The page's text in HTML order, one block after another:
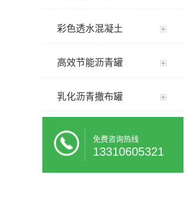
彩色透水混凝土
高效节能沥青罐
乳化沥青撒布罐
免费咨询热线
13310605321